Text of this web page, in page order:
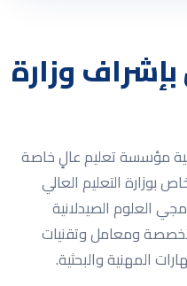
وزارة
مؤسسة تعليم عالٍ خاصة
بوزارة التعليم العالي
العلوم الصيدلانية
ومعامل وتقنيات
المهنية والبحثية.